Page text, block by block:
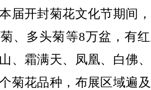
开封菊花文化节期间
、多头菊等8万盆，有
、霜满天、凤凰、白佛
菊花品种，布展区域遍